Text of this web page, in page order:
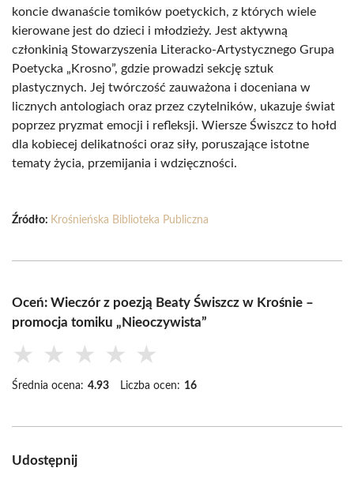
koncie dwanaście tomików poetyckich, z których wiele
kierowane jest do dzieci i młodzieży. Jest aktywną
członkinią Stowarzyszenia Literacko-Artystycznego Grupa
Poetycka „Krosno”, gdzie prowadzi sekcję sztuk
plastycznych. Jej twórczość zauważona i doceniana w
licznych antologiach oraz przez czytelników, ukazuje świat
poprzez pryzmat emocji i refleksji. Wiersze Świszcz to hołd
dla kobiecej delikatności oraz siły, poruszające istotne
tematy życia, przemijania i wdzięczności.
Źródło: Krośnieńska Biblioteka Publiczna
Oceń: Wieczór z poezją Beaty Świszcz w Krośnie –
promocja tomiku „Nieoczywista”
★ ★ ★ ★ ★
Średnia ocena: 4.93 Liczba ocen: 16
Udostępnij